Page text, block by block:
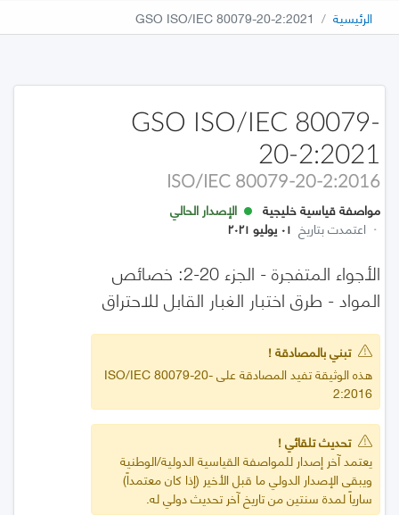
الرئيسية GSO ISO/IEC 80079-20-2:2021
GSO ISO/IEC 80079-
20-2:2021
ISO/IEC 80079-20-2:2016
مواصفة قياسية خليجية
الإصدار الحالي
· اعتمدت بتاريخ ٠١ يوليو ٢٠٢١
الأجواء المتفجرة - الجزء 20-2: خصائص
المواد - طرق اختبار الغبار القابل للاحتراق
تبني بالمصادقة !
هذه الوثيقة تفيد المصادقة على ISO/IEC 80079-20-
2:2016
تحديث تلقائي !
يعتمد آخر إصدار للمواصفة القياسية الدولية/الوطنية
ويبقى الإصدار الدولي ما قبل الأخير (إذا كان معتمداً)
سارياً لمدة سنتين من تاريخ آخر تحديث دولي له.